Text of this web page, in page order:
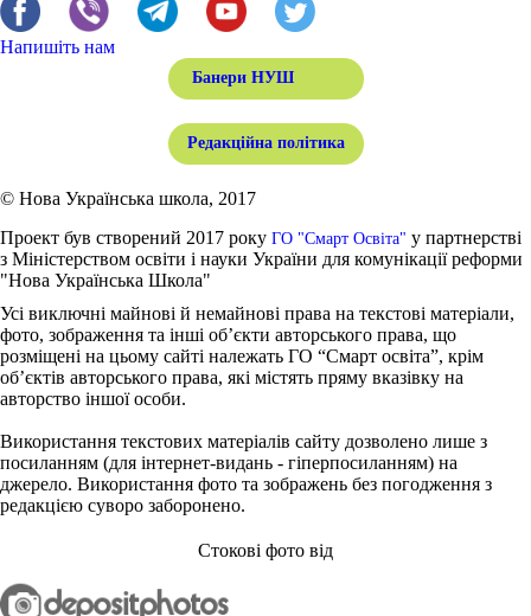
Напишіть нам
Банери НУШ
Редакційна політика
© Нова Українська школа, 2017
Проект був створений 2017 року ГО "Смарт Освіта" у партнерстві
з Міністерством освіти і науки України для комунікації реформи
"Нова Українська Школа"
Усі виключні майнові й немайнові права на текстові матеріали,
фото, зображення та інші об’єкти авторського права, що
розміщені на цьому сайті належать ГО “Смарт освіта”, крім
об’єктів авторського права, які містять пряму вказівку на
авторство іншої особи.
Використання текстових матеріалів сайту дозволено лише з
посиланням (для інтернет-видань - гіперпосиланням) на
джерело. Використання фото та зображень без погодження з
редакцією суворо заборонено.
Стокові фото від